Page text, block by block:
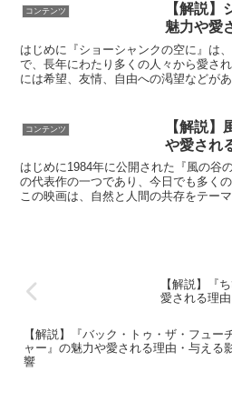
コンテンツ
【解説
魅力や愛
はじめに『ショーシャンクの空に』は
で、長年にわたり多くの人々から愛さ
には希望、友情、自由への渇望などが
コンテンツ
【解説】
や愛され
はじめに1984年に公開された『風の谷
の代表作の一つであり、今日でも多く
この映画は、自然と人間の共存をテー
【解説】『
愛される理
【解説】『バック・トゥ・ザ・フュー
ャー』の魅力や愛される理由・与える
響